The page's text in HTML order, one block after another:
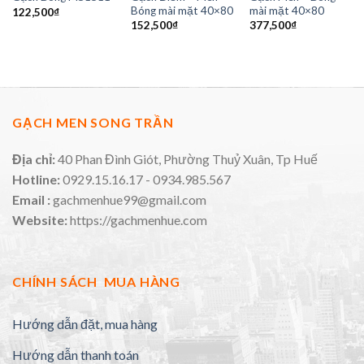
122,500₫
Bóng mài mặt 40×80
152,500₫
mài mặt 40×80
377,500₫
GẠCH MEN SONG TRẦN
Địa chỉ:40 Phan Đình Giót, Phường Thuỷ Xuân, Tp Huế
Hotline:0929.15.16.17 - 0934.985.567
Email :gachmenhue99@gmail.com
Website:https://gachmenhue.com
CHÍNH SÁCH MUA HÀNG
Hướng dẫn đặt, mua hàng
Hướng dẫn thanh toán